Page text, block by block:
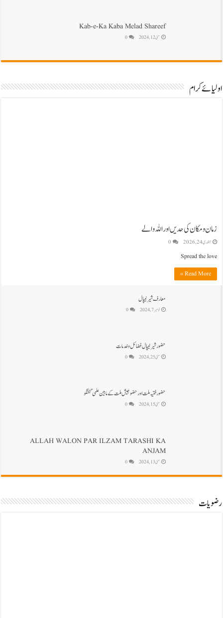
Kab-e-Ka Kaba Melad Shareef
مئی 12, 2024 0
اولیائے کرام
زمان و مکان کی حدیں اور اللہ والے
جنوری 24, 2026 0
Spread the love
Read More »
معارف شیرنیپال
نومبر 7, 2024 0
حضور شیر نیپال فضائل و خدمات
مئی 25, 2024 0
حضور فقیہ ملت اور حضو جیش ملت کے مابین علمی گفتگو
مئی 15, 2024 0
ALLAH WALON PAR ILZAM TARASHI KA
ANJAM
مئی 13, 2024 0
رضویات